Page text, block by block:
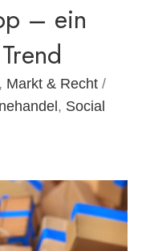
– ein
, Markt & Recht /
, Social